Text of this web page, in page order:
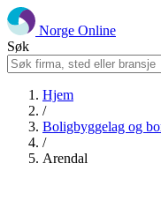
Norge Online
Søk
Hjem
/
Boligbyggelag og
/
Arendal